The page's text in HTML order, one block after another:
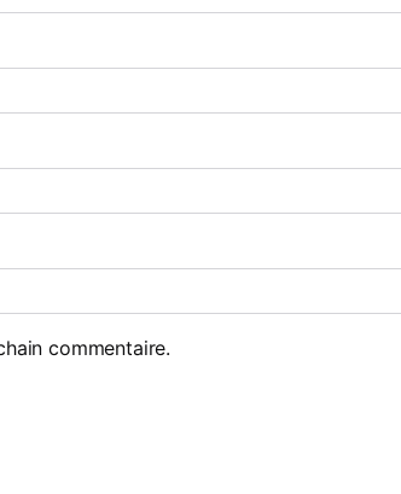
commentaire.